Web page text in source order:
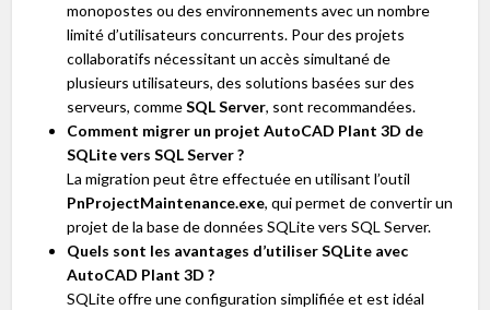
monopostes ou des environnements avec un nombre
limité d’utilisateurs concurrents. Pour des projets
collaboratifs nécessitant un accès simultané de
plusieurs utilisateurs, des solutions basées sur des
serveurs, commeSQL Server, sont recommandées.
Comment migrer un projet AutoCAD Plant 3D de
SQLite vers SQL Server ?
La migration peut être effectuée en utilisant l’outil
PnProjectMaintenance.exe, qui permet de convertir un
projet de la base de données SQLite vers SQL Server.
Quels sont les avantages d’utiliser SQLite avec
AutoCAD Plant 3D ?
SQLite offre une configuration simplifiée et est idéal